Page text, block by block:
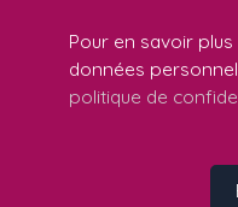
Pour en savoir
données
politique de